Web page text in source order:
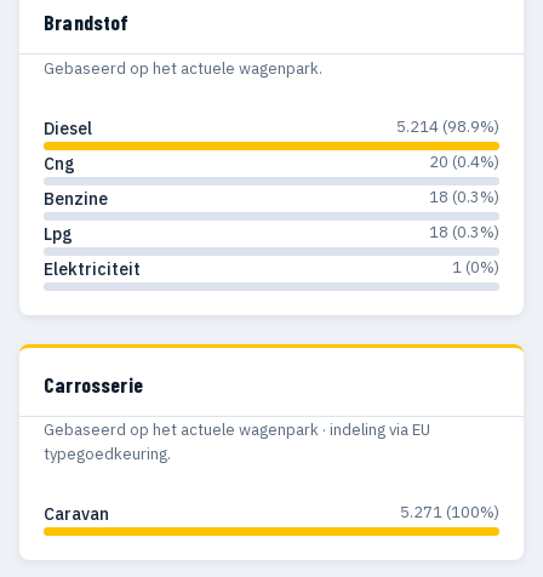
Brandstof
Gebaseerd op het actuele wagenpark.
Diesel 5.214 (98.9%)
Cng 20 (0.4%)
Benzine 18 (0.3%)
Lpg 18 (0.3%)
Elektriciteit 1 (0%)
Carrosserie
Gebaseerd op het actuele wagenpark · indeling via EU
typegoedkeuring.
Caravan 5.271 (100%)